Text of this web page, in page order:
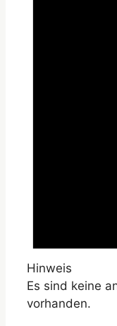
Hinweis
Es sind keine
vorhanden.